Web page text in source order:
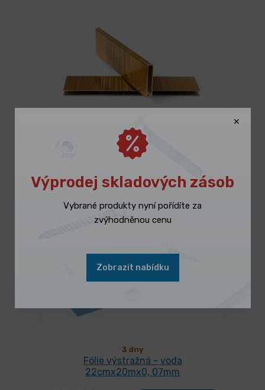
3 dny
Spony Typ 90, 32 mm (5 000 ks)
700,59 Kč s DPH
Vybrat variantu
3 dny
Fólie výstražná - voda
22cmx20mx0, 07mm
Výprodej skladových zásob
Vybrané produkty nyní pořídíte za
zvýhodněnou cenu
Zobrazit nabídku